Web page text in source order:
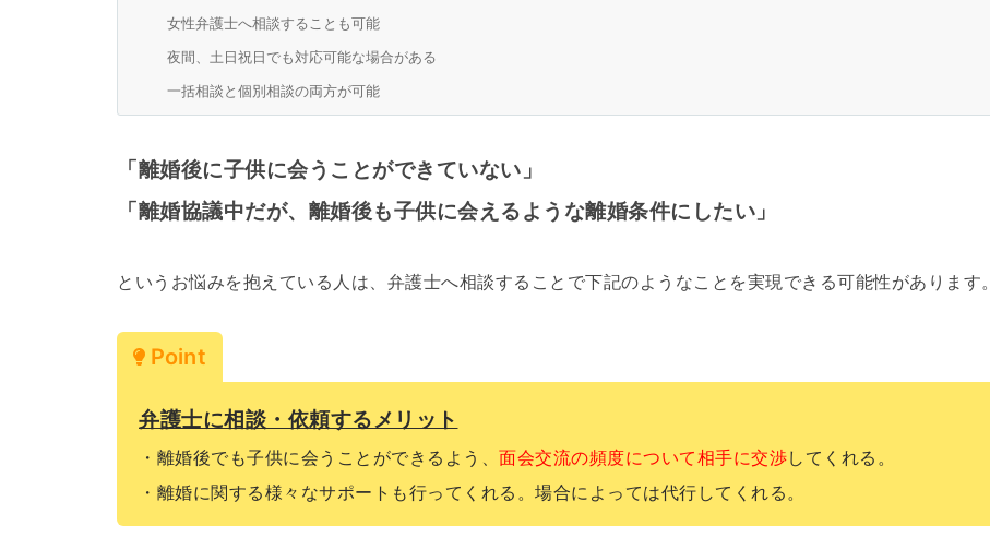
女性弁護士へ相談することも可能
夜間、土日祝日でも対応可能な場合がある
一括相談と個別相談の両方が可能
「離婚後に子供に会うことができていない 」
「離婚協議中だが、離婚後も子供に会えるような離婚条件にしたい 」
というお悩みを抱えている人は、弁護士へ相談することで下記のようなことを実現できる可能性があります。
Point
弁護士に相談・依頼するメリット
・離婚後でも子供に会うことができるよう、 面会交流の頻度について相手に交渉してくれる。
・離婚に関する様々なサポートも行ってくれる。場合によっては代行してくれる。